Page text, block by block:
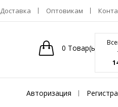
Доставка Оптовикам
0 Товар(ы) 0р.
Авторизация